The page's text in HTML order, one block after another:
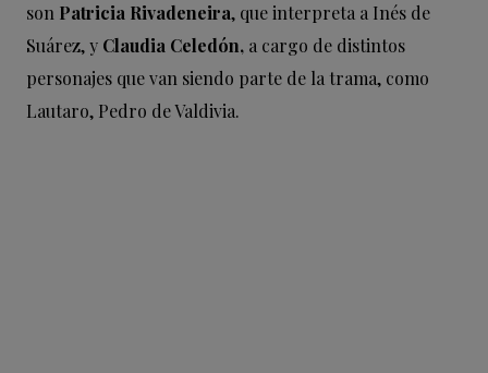
son Patricia Rivadeneira, que interpreta a Inés de
Suárez, y Claudia Celedón, a cargo de distintos
personajes que van siendo parte de la trama, como
Lautaro, Pedro de Valdivia.